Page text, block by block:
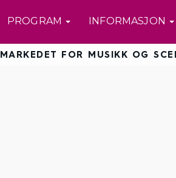
PROGRAM INFORMASJON
MARKEDET FOR MUSIKK OG